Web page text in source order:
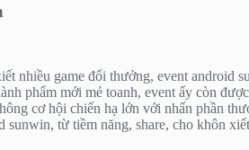
nhiều game đổi thưởng, event android
phẩm mới mẻ toanh, event ấy còn
cơ hội chiến hạ lớn với nhấn phần
từ tiềm năng, share, cho khôn